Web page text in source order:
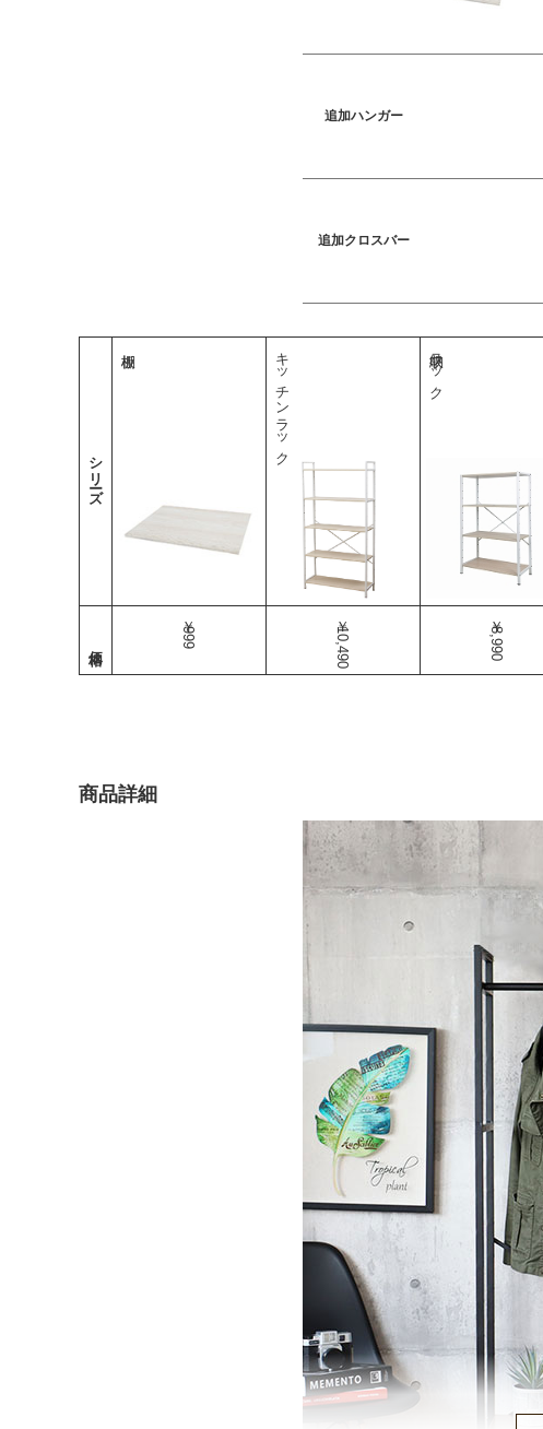
追加ハンガー
追加クロスバー
シリーズ
￥999
キッチンラック
￥10,490
収納ラック
￥8,990
商品詳細